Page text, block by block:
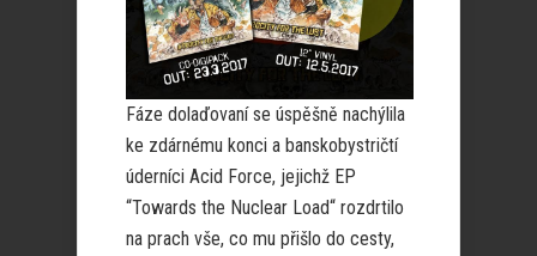
Fáze dolaďovaní se úspěšně nachýlila
ke zdárnému konci a banskobystričtí
úderníci Acid Force, jejichž EP
“Towards the Nuclear Load“ rozdrtilo
na prach vše, co mu přišlo do cesty,